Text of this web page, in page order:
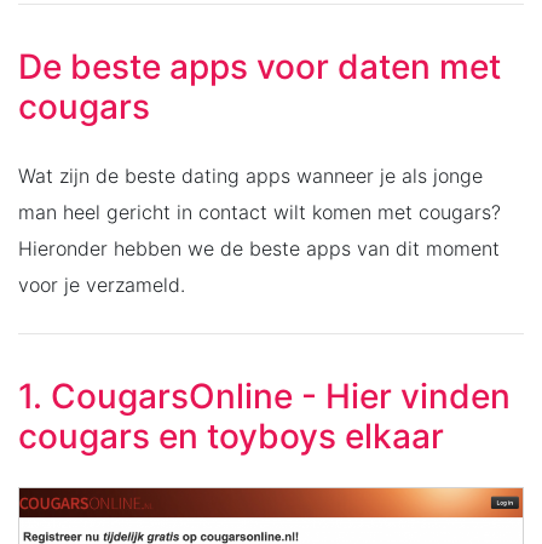
De beste apps voor daten met
cougars
Wat zijn de beste dating apps wanneer je als jonge
man heel gericht in contact wilt komen met cougars?
Hieronder hebben we de beste apps van dit moment
voor je verzameld.
1. CougarsOnline - Hier vinden
cougars en toyboys elkaar